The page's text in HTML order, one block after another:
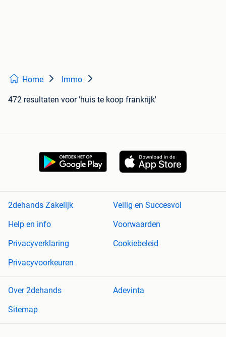
Home Immo
472 resultaten voor 'huis te koop frankrijk'
2dehands Zakelijk
Veilig en Succesvol
Help en info
Voorwaarden
Privacyverklaring
Cookiebeleid
Privacyvoorkeuren
Over 2dehands
Adevinta
Sitemap